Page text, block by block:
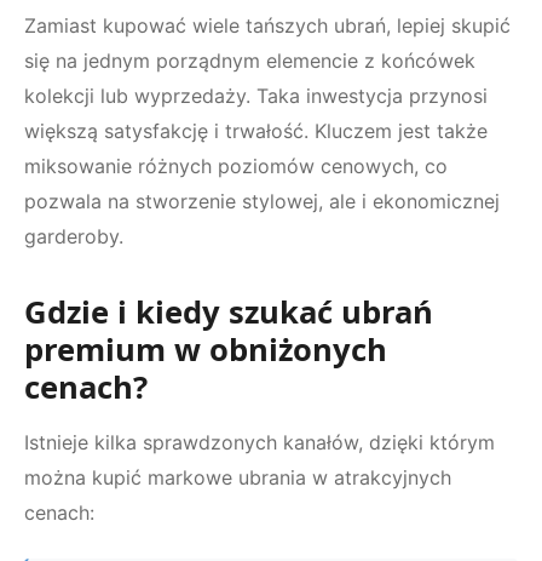
Zamiast kupować wiele tańszych ubrań, lepiej skupić
się na jednym porządnym elemencie z końcówek
kolekcji lub wyprzedaży. Taka inwestycja przynosi
większą satysfakcję i trwałość. Kluczem jest także
miksowanie różnych poziomów cenowych, co
pozwala na stworzenie stylowej, ale i ekonomicznej
garderoby.
Gdzie i kiedy szukać ubrań
premium w obniżonych
cenach?
Istnieje kilka sprawdzonych kanałów, dzięki którym
można kupić markowe ubrania w atrakcyjnych
cenach: